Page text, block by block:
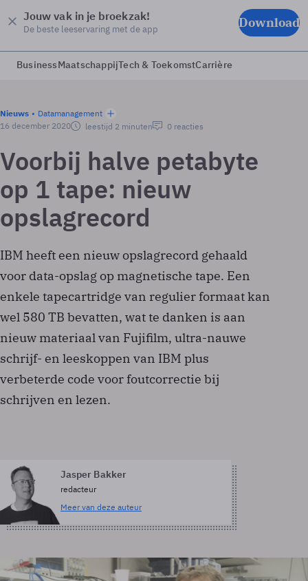
Jouw vak in je broekzak!
De beste leeservaring met de app Download
BusinessMaatschappijTech & ToekomstCarrière
Nieuws
Datamanagement
16 december 2020
leestijd 2 minuten 0 reacties
Voorbij halve petabyte
op 1 tape: nieuw
opslagrecord
IBM heeft een nieuw opslagrecord gehaald
voor data-opslag op magnetische tape. Een
enkele tapecartridge van regulier formaat kan
wel 580 TB bevatten, wat te danken is aan
nieuw materiaal van Fujifilm, ultra-nauwe
schrijf- en leeskoppen van IBM plus
verbeterde code voor foutcorrectie bij
schrijven en lezen.
Jasper Bakker
redacteur
Meer van deze auteur